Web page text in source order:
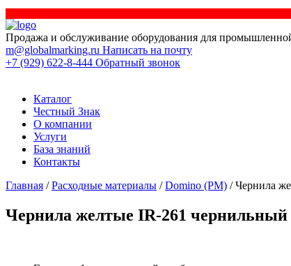
Продажа и обслуживание оборудования для
m@globalmarking.ru Написать на почту
+7 (929) 622-8-444 Обратный звонок
Каталог
Честный Знак
О компании
Услуги
База знаний
Контакты
Главная /Расходные материалы /Domino (РМ) / Чернила
Чернила желтые IR-261 чернильный